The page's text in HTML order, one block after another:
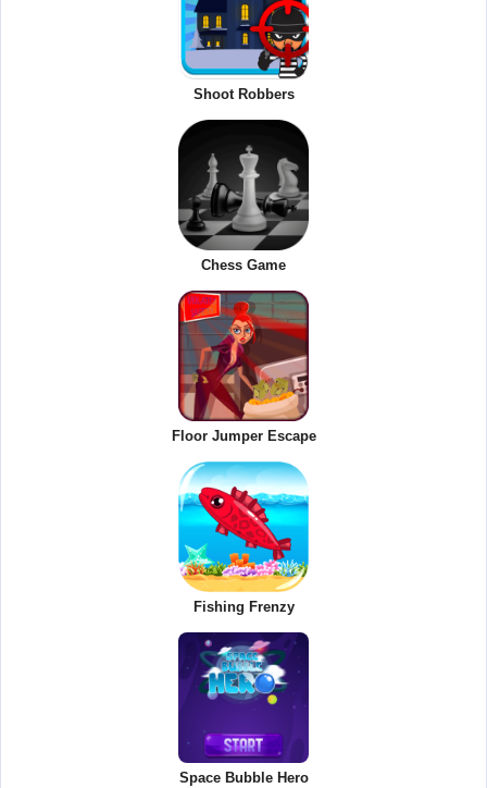
Shoot Robbers
Chess Game
Floor Jumper Escape
Fishing Frenzy
Space Bubble Hero